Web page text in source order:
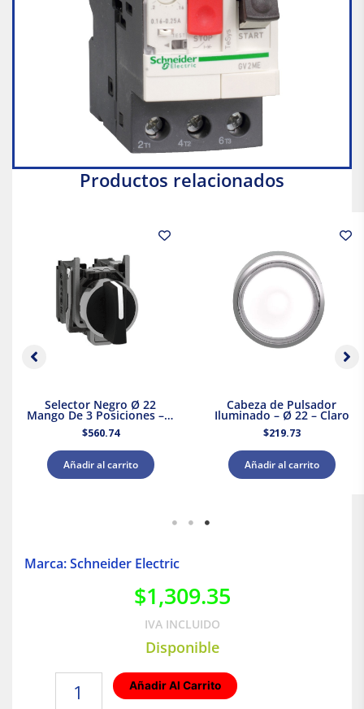
Productos relacionados
Selector Negro Ø 22
Mango De 3 Posiciones – 2
Na
$560.74
Añadir al carrito
Cabeza de Pulsador
Iluminado – Ø 22 – Claro
$219.73
Añadir al carrito
Marca: Schneider Electric
$1,309.35
IVA INCLUIDO
Disponible
Añadir Al Carrito